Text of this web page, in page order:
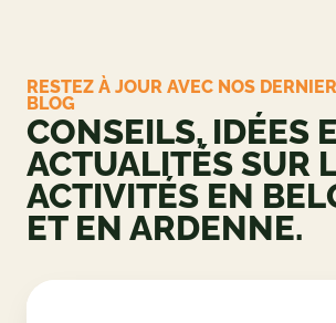
RESTEZ À JOUR AVEC NOS
BLOG
CONSEILS, IDÉES
ACTUALITÉS SUR
ACTIVITÉS EN